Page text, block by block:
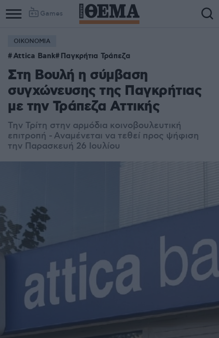
Games
ΟΙΚΟΝΟΜΙΑ
Attica Bank Παγκρήτια Τράπεζα
Στη Βουλή η σύμβαση
συγχώνευσης της Παγκρήτιας
με την Τράπεζα Αττικής
Την Τρίτη στην αρμόδια κοινοβουλευτική
επιτροπή - Αναμένεται να τεθεί προς ψήφιση
την Παρασκευή 26 Ιουλίου